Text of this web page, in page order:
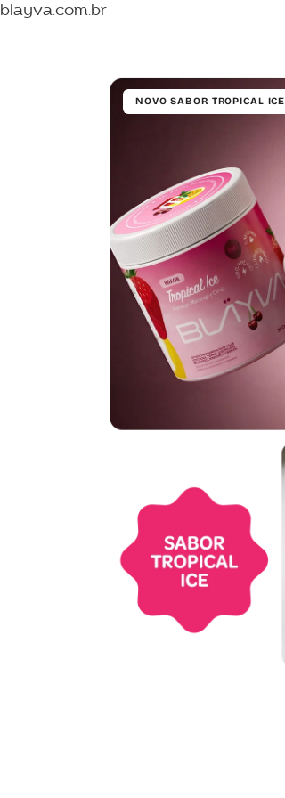
blayva.com.br
NOVO SABOR TROPICAL ICE